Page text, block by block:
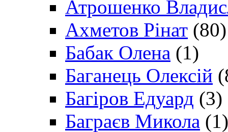
Атрошенко
Ахметов Рінат (80)
Бабак Олена (1)
Баганець Олексій
Багіров Едуард (3)
Баграєв Микола (1)